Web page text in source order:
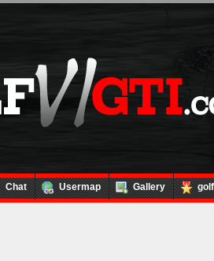
Chat Usermap Gallery